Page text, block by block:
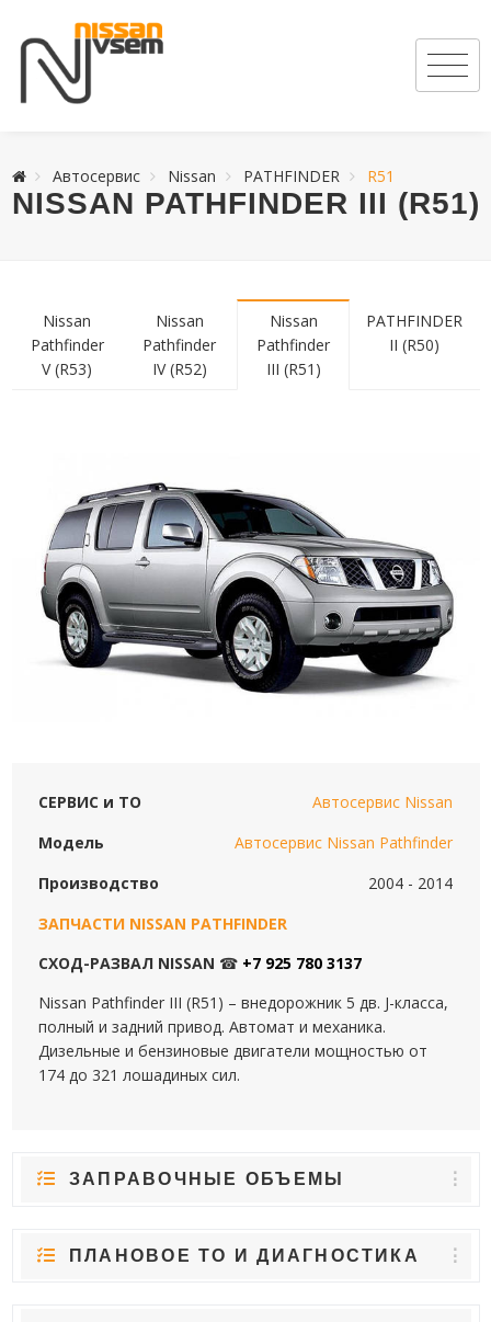
Автосервис Nissan PATHFINDER R51
NISSAN PATHFINDER III (R51)
Nissan
Pathfinder
V (R53)
Nissan
Pathfinder
IV (R52)
Nissan
Pathfinder
III (R51)
PATHFINDER
II (R50)
СЕРВИС и ТО
Автосервис Nissan
Модель
Автосервис Nissan Pathfinder
Производство
2004 - 2014
ЗАПЧАСТИ NISSAN PATHFINDER
СХОД-РАЗВАЛ NISSAN ☎ +7 925 780 3137
Nissan Pathfinder III (R51) – внедорожник 5 дв. J-класса,
полный и задний привод. Автомат и механика.
Дизельные и бензиновые двигатели мощностью от
174 до 321 лошадиных сил.
ЗАПРАВОЧНЫЕ ОБЪЕМЫ
ПЛАНОВОЕ ТО И ДИАГНОСТИКА